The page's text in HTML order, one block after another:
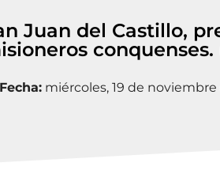
Juan del Castillo,
conquenses.
Fecha:miércoles, 19 de noviembre